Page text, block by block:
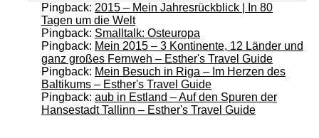
Pingback: 2015 – Mein Jahresrückblick | In 80
Tagen um die Welt
Pingback: Smalltalk: Osteuropa
Pingback: Mein 2015 – 3 Kontinente, 12 Länder und
ganz großes Fernweh – Esther's Travel Guide
Pingback: Mein Besuch in Riga – Im Herzen des
Baltikums – Esther's Travel Guide
Pingback: aub in Estland – Auf den Spuren der
Hansestadt Tallinn – Esther's Travel Guide